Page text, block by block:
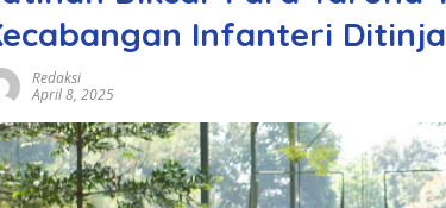
Infanteri
Redaksi
April 8, 2025